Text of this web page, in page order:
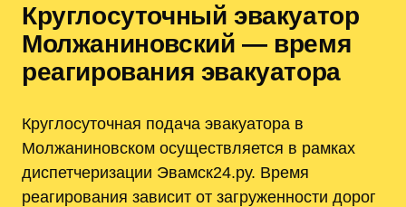
Круглосуточный эвакуатор
Молжаниновский — время
реагирования эвакуатора
Круглосуточная подача эвакуатора в
Молжаниновском осуществляется в рамках
диспетчеризации Эвамск24.ру. Время
реагирования зависит от загруженности дорог